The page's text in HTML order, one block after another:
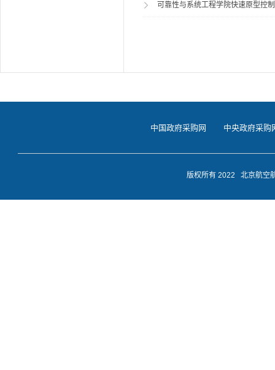
可靠性与系统工程学院快速原型控
中国政府采购网 中央政府采购
版权所有 2022 北京航